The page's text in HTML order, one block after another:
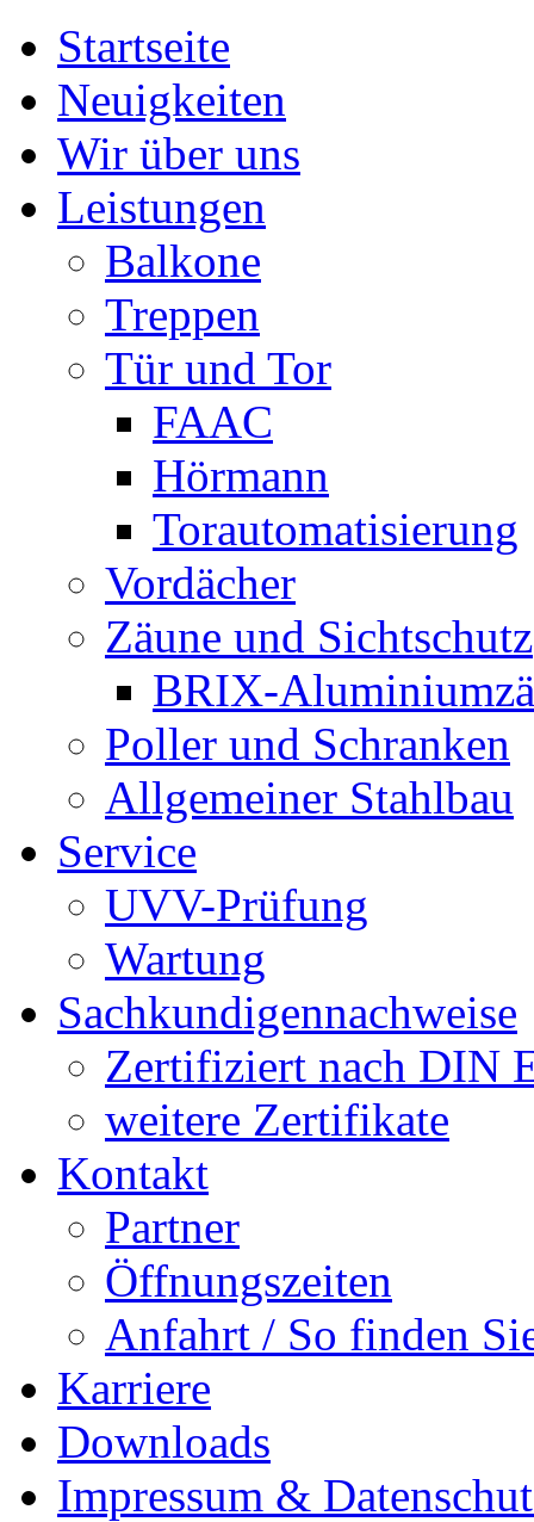
Startseite
Neuigkeiten
Wir über uns
Leistungen
Balkone
Treppen
Tür und Tor
FAAC
Hörmann
Torautomatisierung
Vordächer
Zäune und Sichtschutz
BRIX-
Poller und Schranken
Allgemeiner Stahlbau
Service
UVV-Prüfung
Wartung
Sachkundigennachweise
Zertifiziert nach DIN
weitere Zertifikate
Kontakt
Partner
Öffnungszeiten
Anfahrt / So finden
Karriere
Downloads
Impressum &